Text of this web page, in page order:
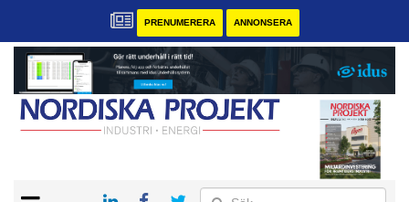
PRENUMERERA ANNONSERA